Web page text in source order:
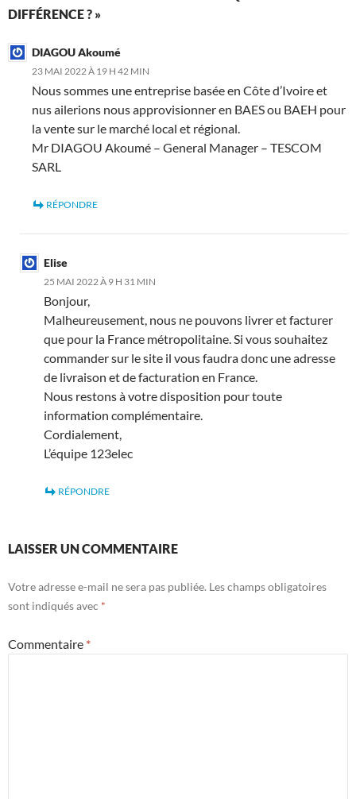
DIFFÉRENCE ? »
DIAGOU Akoumé
23 MAI 2022 À 19 H 42 MIN
Nous sommes une entreprise basée en Côte d’Ivoire et
nus ailerions nous approvisionner en BAES ou BAEH pour
la vente sur le marché local et régional.
Mr DIAGOU Akoumé – General Manager – TESCOM
SARL
RÉPONDRE
Elise
25 MAI 2022 À 9 H 31 MIN
Bonjour,
Malheureusement, nous ne pouvons livrer et facturer
que pour la France métropolitaine. Si vous souhaitez
commander sur le site il vous faudra donc une adresse
de livraison et de facturation en France.
Nous restons à votre disposition pour toute
information complémentaire.
Cordialement,
L’équipe 123elec
RÉPONDRE
LAISSER UN COMMENTAIRE
Votre adresse e-mail ne sera pas publiée. Les champs obligatoires
sont indiqués avec *
Commentaire *